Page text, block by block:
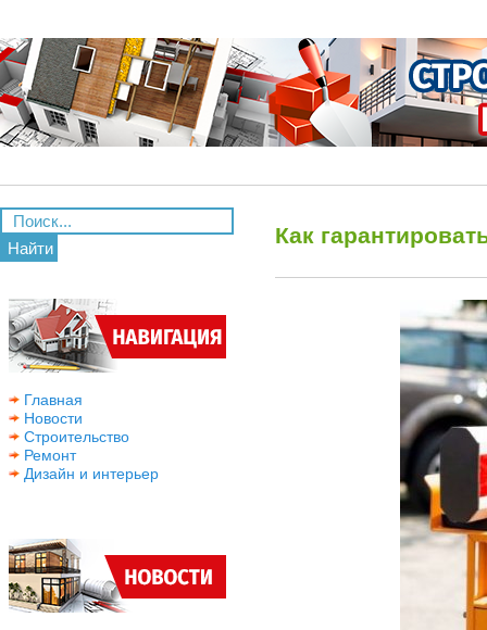
Найти
Главная
Новости
Строительство
Ремонт
Дизайн и интерьер
Как